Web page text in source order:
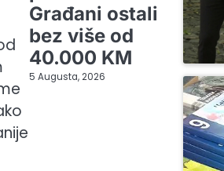
Građani ostali
bez više od
40.000 KM
5 Augusta, 2026